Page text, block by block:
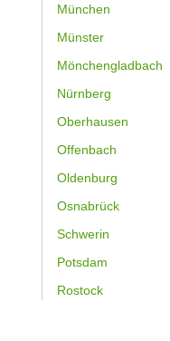
München
Münster
Mönchengladbach
Nürnberg
Oberhausen
Offenbach
Oldenburg
Osnabrück
Schwerin
Potsdam
Rostock